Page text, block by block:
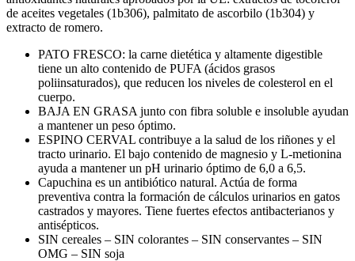
de aceites vegetales (1b306), palmitato de ascorbilo (1b304) y
extracto de romero.
PATO FRESCO: la carne dietética y altamente digestible
tiene un alto contenido de PUFA (ácidos grasos
poliinsaturados), que reducen los niveles de colesterol en el
cuerpo.
BAJA EN GRASA junto con fibra soluble e insoluble ayudan
a mantener un peso óptimo.
ESPINO CERVAL contribuye a la salud de los riñones y el
tracto urinario. El bajo contenido de magnesio y L-metionina
ayuda a mantener un pH urinario óptimo de 6,0 a 6,5.
Capuchina es un antibiótico natural. Actúa de forma
preventiva contra la formación de cálculos urinarios en gatos
castrados y mayores. Tiene fuertes efectos antibacterianos y
antisépticos.
SIN cereales – SIN colorantes – SIN conservantes – SIN
OMG – SIN soja